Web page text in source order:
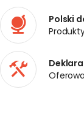
Polski